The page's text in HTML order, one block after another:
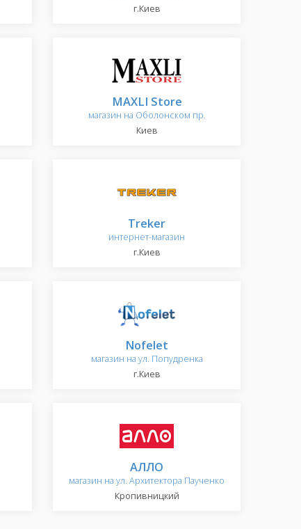
г.Киев
MAXLI Store
магазин на Оболонском пр.
Киев
Treker
интернет-магазин
г.Киев
Nofelet
магазин на ул. Попудренка
г.Киев
АЛЛО
магазин на ул. Архитектора Паученко
Кропивницкий